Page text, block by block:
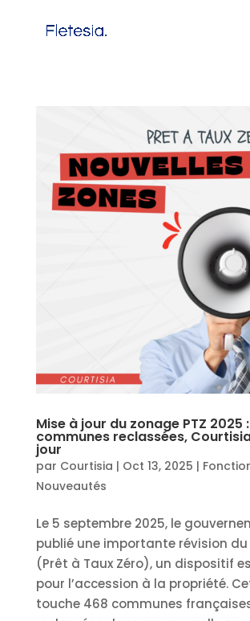
Mise à jour du zonage PTZ 2025
communes reclassées,
jour
par Courtisia | Oct 13, 2025 |
Nouveautés
Le 5 septembre 2025, le
publié une importante révision du
(Prêt à Taux Zéro), un dispositif
pour l’accession à la propriété.
touche 468 communes